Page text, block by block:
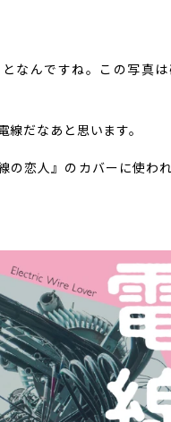
なんですね。この写真
だなあと思います。
の恋人』のカバーに使わ